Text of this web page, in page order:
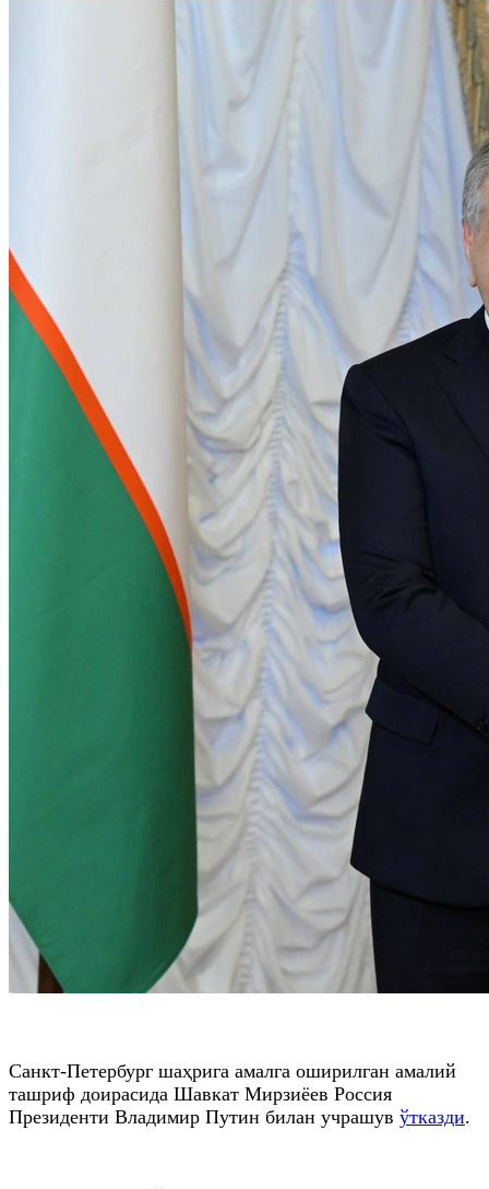
Санкт-Петербург шаҳрига амалга оширилган амалий
ташриф доирасида Шавкат Мирзиёев Россия
Президенти Владимир Путин билан учрашув ўтказди.